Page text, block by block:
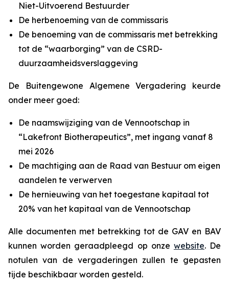
Niet-Uitvoerend Bestuurder
De herbenoeming van de commissaris
De benoeming van de commissaris met betrekking
tot de “waarborging” van de CSRD-
duurzaamheidsverslaggeving
De Buitengewone Algemene Vergadering keurde
onder meer goed:
De naamswijziging van de Vennootschap in
“Lakefront Biotherapeutics”, met ingang vanaf 8
mei 2026
De machtiging aan de Raad van Bestuur om eigen
aandelen te verwerven
De hernieuwing van het toegestane kapitaal tot
20% van het kapitaal van de Vennootschap
Alle documenten met betrekking tot de GAV en BAV
kunnen worden geraadpleegd op onze website. De
notulen van de vergaderingen zullen te gepasten
tijde beschikbaar worden gesteld.